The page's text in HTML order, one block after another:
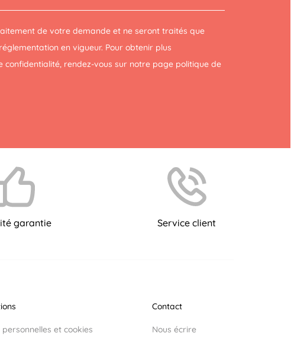
de votre demande et ne seront traités que
en vigueur. Pour obtenir plus
rendez-vous sur notre page politique de
garantie Service client
personnelles et cookies
Contact
Nous écrire